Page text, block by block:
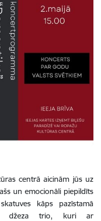
centrā aicinām jūs uz
un emocionāli piepildīts
kāps pazīstamā
džeza trio, kuri ar